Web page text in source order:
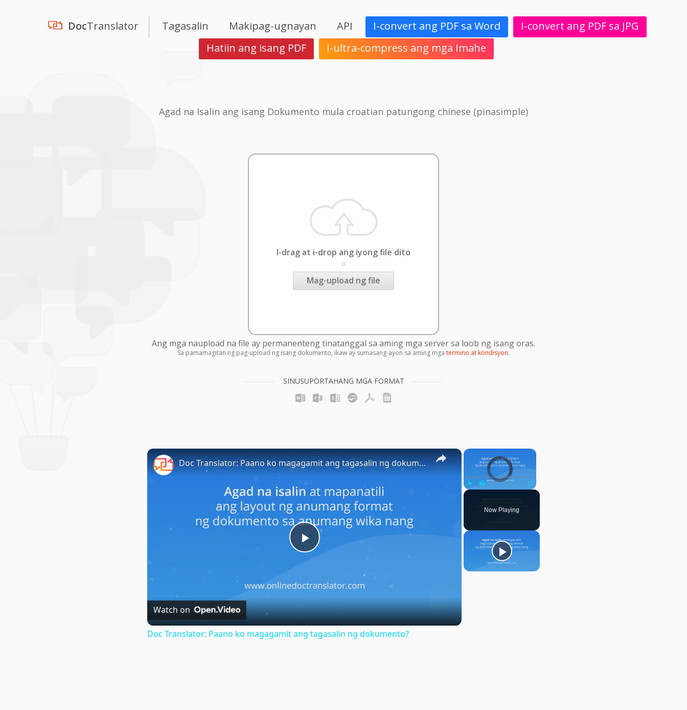
DocTranslator Tagasalin Makipag-ugnayan API I-convert ang PDF sa Word
I-convert ang PDF sa JPG
Hatiin ang isang PDF
I-ultra-compress ang mga Imahe
Agad na Isalin ang isang Dokumento mula croatian patungong chinese (pinasimple)
I-drag at i-drop ang iyong file dito
o
Mag-upload ng file
Ang mga naupload na file ay permanenteng tinatanggal sa aming mga server sa loob ng isang oras.
Sa pamamagitan ng pag-upload ng isang dokumento, ikaw ay sumasang-ayon sa aming mga termino at kondisyon.
SINUSUPORTAHANG MGA FORMAT
×
Video Player is loading.
Fullscreen
Now Playing
×
Play
Video
Doc Translator: Paano ko magagamit ang tagasalin ng dokumento?
Watch on
Doc Translator: Paano ko magagamit ang tagasalin ng dokumento?